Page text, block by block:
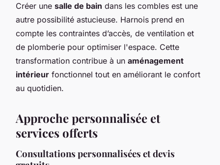
Créer une salle de bain dans les combles est une
autre possibilité astucieuse. Harnois prend en
compte les contraintes d’accès, de ventilation et
de plomberie pour optimiser l'espace. Cette
transformation contribue à un aménagement
intérieur fonctionnel tout en améliorant le confort
au quotidien.
Approche personnalisée et
services offerts
Consultations personnalisées et devis